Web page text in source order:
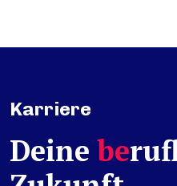
Karriere
Deinebe